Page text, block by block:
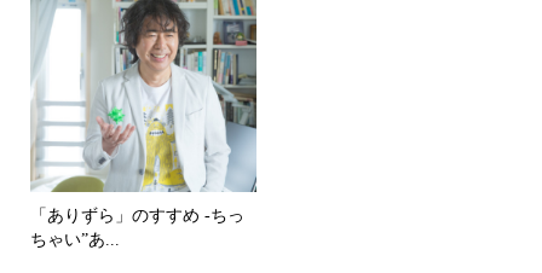
「ありずら」のすすめ -ちっ
ちゃい”あ...